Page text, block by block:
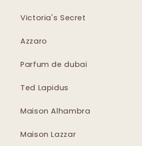
Victoria's Secret
Azzaro
Parfum de dubai
Ted Lapidus
Maison Alhambra
Maison Lazzar